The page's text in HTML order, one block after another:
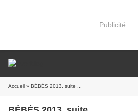
Publicité
Accueil » BÉBÉS 2013, suite ...